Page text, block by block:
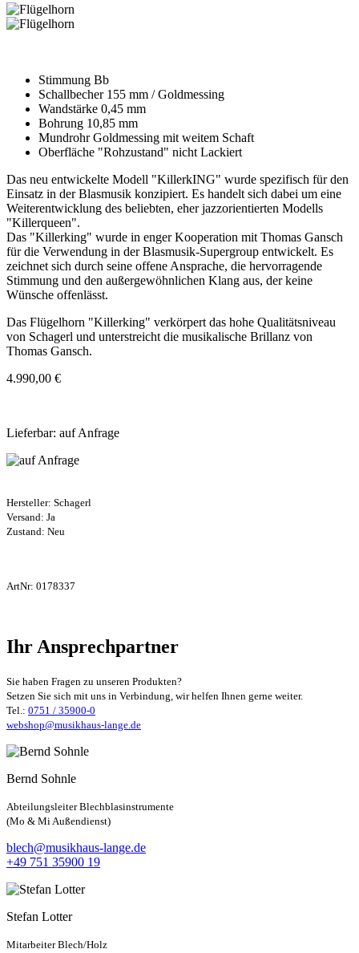
Stimmung Bb
Schallbecher 155 mm / Goldmessing
Wandstärke 0,45 mm
Bohrung 10,85 mm
Mundrohr Goldmessing mit weitem Schaft
Oberfläche "Rohzustand" nicht Lackiert
Das neu entwickelte Modell "KillerkING" wurde spezifisch für den
Einsatz in der Blasmusik konzipiert. Es handelt sich dabei um eine
Weiterentwicklung des beliebten, eher jazzorientierten Modells
"Killerqueen".
Das "Killerking" wurde in enger Kooperation mit Thomas Gansch
für die Verwendung in der Blasmusik-Supergroup entwickelt. Es
zeichnet sich durch seine offene Ansprache, die hervorragende
Stimmung und den außergewöhnlichen Klang aus, der keine
Wünsche offenlässt.
Das Flügelhorn "Killerking" verkörpert das hohe Qualitätsniveau
von Schagerl und unterstreicht die musikalische Brillanz von
Thomas Gansch.
4.990,00 €
Lieferbar: auf Anfrage
Hersteller: Schagerl
Versand: Ja
Zustand: Neu
ArtNr: 0178337
Ihr Ansprechpartner
Sie haben Fragen zu unseren Produkten?
Setzen Sie sich mit uns in Verbindung, wir helfen Ihnen gerne weiter.
Tel.: 0751 / 35900-0
webshop@musikhaus-lange.de
Bernd Sohnle
Abteilungsleiter Blechblasinstrumente
(Mo & Mi Außendienst)
blech@musikhaus-lange.de
+49 751 35900 19
Stefan Lotter
Mitarbeiter Blech/Holz